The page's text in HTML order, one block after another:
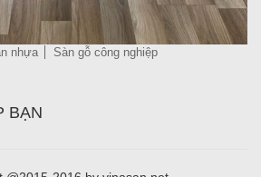
nhựa
Sàn gỗ công nghiệp
BẠN